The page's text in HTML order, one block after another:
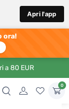
Apri l'app
ora!
a 80 EUR
0